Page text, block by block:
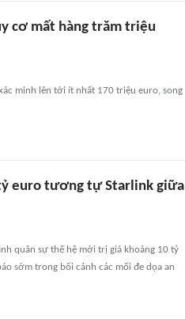
cơ mất hàng trăm triệu
minh lên tới ít nhất 170 triệu euro, song
euro tương tự Starlink giữa
quân sự thế hệ mới trị giá khoảng 10 tỷ
sớm trong bối cảnh các mối đe dọa an